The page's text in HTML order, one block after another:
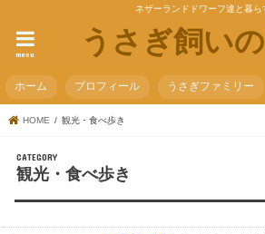
ネザーランドドワーフ達と暮ら
うさぎ飼い
menu
ホーム プロフィール うさぎファミリー
HOME 観光・食べ歩き
観光・食べ歩き